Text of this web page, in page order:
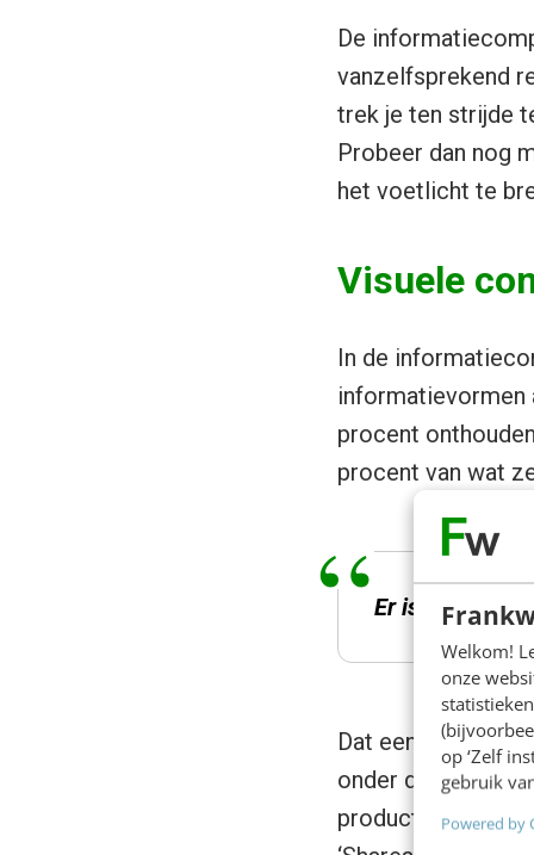
Welkom!
onze
op ‘Zelf
gebruik
Powered by
De
vanzelfsprekend
trek je ten strijde
Probeer dan nog
het voetlicht te
Visuele
In de
informatievormen
procent
procent van wat
Er is een
Dat een visuele
onder de zon.